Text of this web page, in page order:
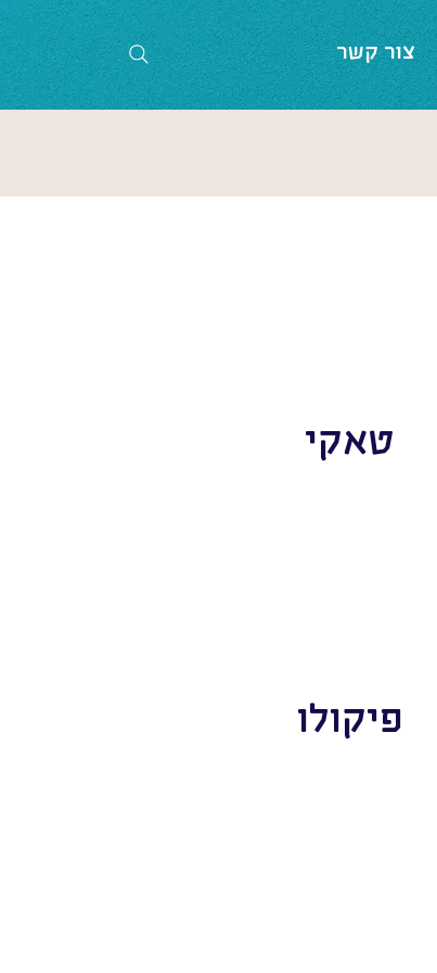
צור קשר
טאקי
פיקולו